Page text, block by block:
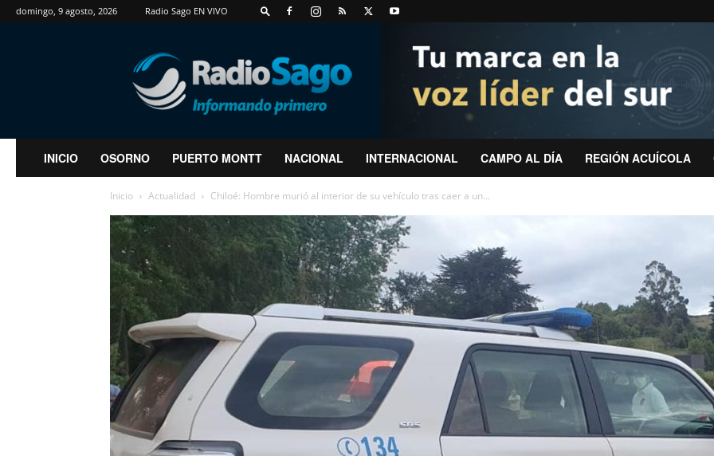
domingo, 9 agosto, 2026 Radio Sago EN VIVO
RadioSago
INICIO OSORNO PUERTO MONTT NACIONAL INTERNACIONAL CAMPO AL DÍA REGIÓN ACUÍCOLA
Inicio Actualidad Chiloé: Hombre murió al interior de su vehículo tras caer a un...